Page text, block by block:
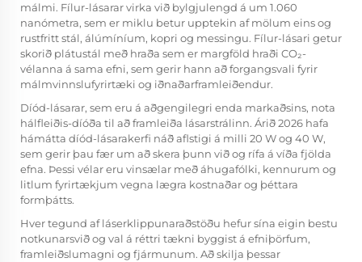
málmi. Fílur-lásarar virka við bylgjulengd á um 1.060
nanómetra, sem er miklu betur upptekin af mölum eins og
rustfritt stál, álúmíníum, kopri og messingu. Fílur-lásari getur
skorið plátustál með hraða sem er margföld hraði CO₂-
vélanna á sama efni, sem gerir hann að forgangsvali fyrir
málmvinnslufyrirtæki og iðnaðarframleiðendur.
Díód-lásarar, sem eru á aðgengilegri enda markaðsins, nota
hálfleiðis-díóða til að framleiða lásarstrálinn. Árið 2026 hafa
hámátta díód-lásarakerfi náð aflstigi á milli 20 W og 40 W,
sem gerir þau fær um að skera þunn við og rífa á víða fjölda
efna. Þessi vélar eru vinsælar með áhugafólki, kennurum og
litlum fyrirtækjum vegna lægra kostnaðar og þéttara
formþátts.
Hver tegund af láserklippunaraðstöðu hefur sína eigin bestu
notkunarsvið og val á réttri tækni byggist á efniþörfum,
framleiðslumagni og fjármunum. Að skilja þessar